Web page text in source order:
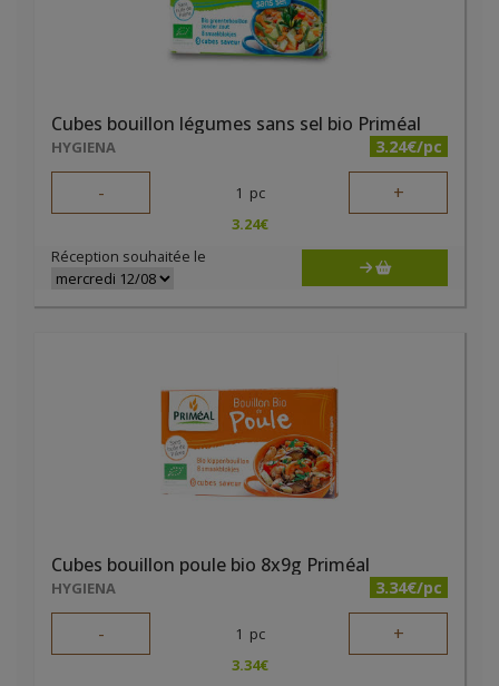
Cubes bouillon légumes sans sel bio Priméal
HYGIENA 3.24€/pc
- 1 pc +
3.24€
Réception souhaitée le
Cubes bouillon poule bio 8x9g Priméal
HYGIENA 3.34€/pc
- 1 pc +
3.34€